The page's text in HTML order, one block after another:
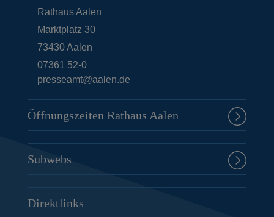
Rathaus Aalen
Marktplatz 30
73430Aalen
07361 52-0
presseamt@aalen.de
Öffnungszeiten Rathaus Aalen
Subwebs
Direktlinks